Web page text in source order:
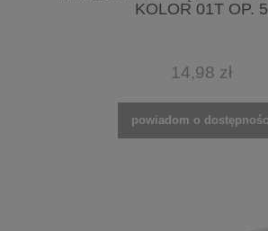
KOLOR 01T OP. 5
14,98 zł
powiadom o